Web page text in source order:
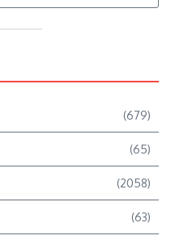
(679)
(65)
(2058)
(63)